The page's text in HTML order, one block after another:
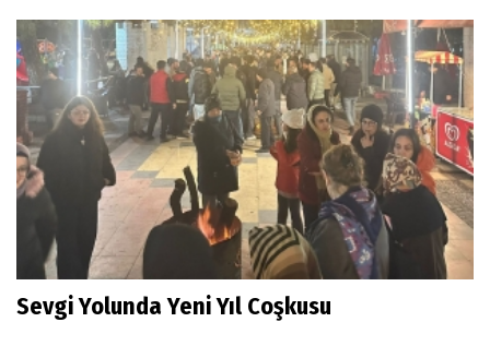
Sevgi Yolunda Yeni Yıl Coşkusu